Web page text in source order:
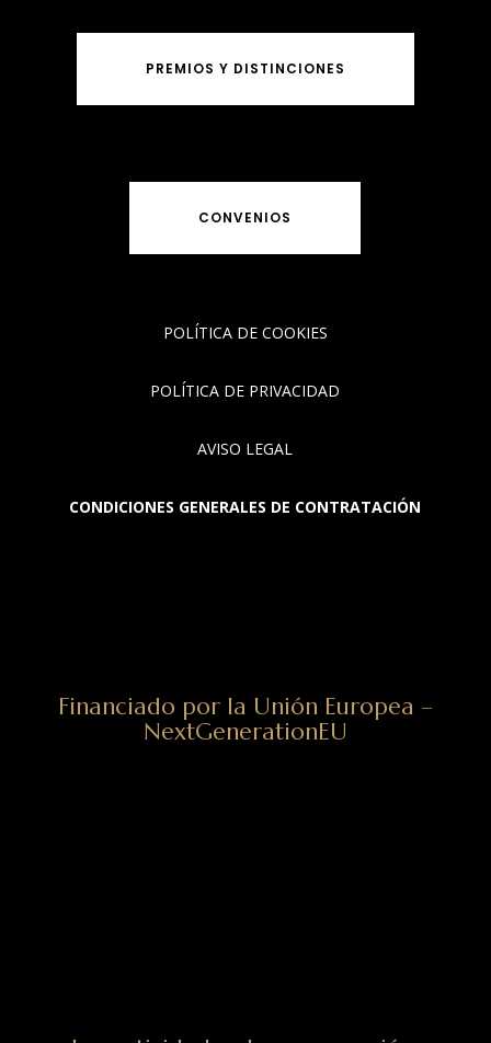
PREMIOS Y DISTINCIONES
CONVENIOS
POLÍTICA DE COOKIES
POLÍTICA DE PRIVACIDAD
AVISO LEGAL
CONDICIONES GENERALES DE CONTRATACIÓN
Financiado por la Unión Europea –
NextGenerationEU